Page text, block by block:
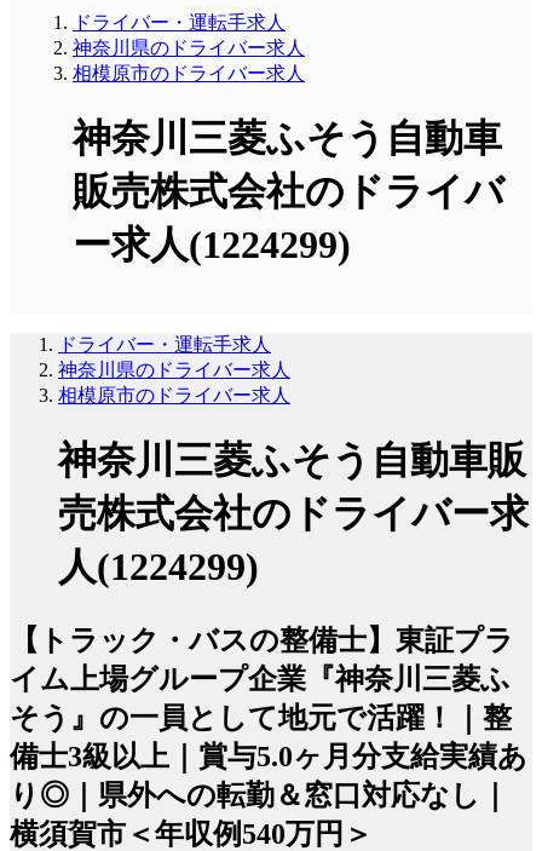
ドライバー・運転手求人
神奈川県のドライバー求人
相模原市のドライバー求人
神奈川三菱ふそう自動車
販売株式会社のドライバ
ー求人(1224299)
ドライバー・運転手求人
神奈川県のドライバー求人
相模原市のドライバー求人
神奈川三菱ふそう自動車販
売株式会社のドライバー求
人(1224299)
【トラック・バスの整備士】東証プラ
イム上場グループ企業『神奈川三菱ふ
そう』の一員として地元で活躍！｜整
備士3級以上｜賞与5.0ヶ月分支給実績あ
り◎｜県外への転勤＆窓口対応なし｜
横須賀市＜年収例540万円＞